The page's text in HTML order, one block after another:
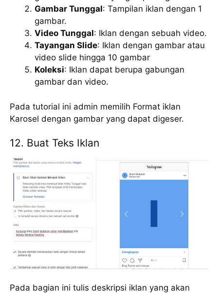
Gambar Tunggal: Tampilan iklan dengan 1
gambar.
Video Tunggal: Iklan dengan sebuah video.
Tayangan Slide: Iklan dengan gambar atau
video slide hingga 10 gambar
Koleksi: Iklan dapat berupa gabungan
gambar dan video.
Pada tutorial ini admin memilih Format iklan
Karosel dengan gambar yang dapat digeser.
12. Buat Teks Iklan
Pada bagian ini tulis deskripsi iklan yang akan